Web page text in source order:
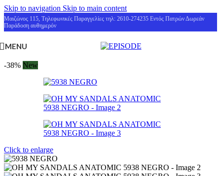
Skip to navigation Skip to main content
Μαιζώνος 115, Τηλεφωνικές Παραγγελίες τηλ: 2610-274235 Εντός Πατρών Δωρεάν
Παράδοση αυθημερόν
MENU
-38% New
Click to enlarge